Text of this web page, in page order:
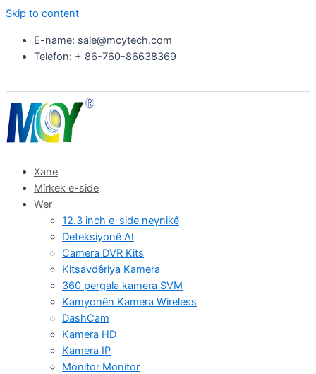
Skip to content
E-name: sale@mcytech.com
Telefon: + 86-760-86638369
Xane
Mîrkek e-side
Wer
12.3 inch e-side neynikê
Deteksiyonê AI
Camera DVR Kits
Kitsavdêriya Kamera
360 pergala kamera SVM
Kamyonên Kamera Wireless
DashCam
Kamera HD
Kamera IP
Monitor Monitor